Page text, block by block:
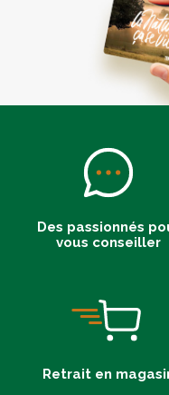
Des passionnés
vous conseiller
Retrait en